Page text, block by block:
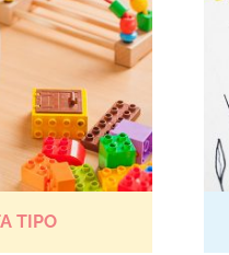
TIPO